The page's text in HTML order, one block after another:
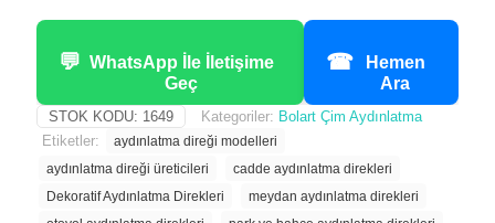
💬 WhatsApp İle İletişime
Geç
☎
Hemen
Ara
STOK KODU: 1649 Kategoriler: Bolart Çim Aydınlatma
Etiketler:
aydınlatma direği modelleri
aydınlatma direği üreticileri
cadde aydınlatma direkleri
Dekoratif Aydınlatma Direkleri
meydan aydınlatma direkleri